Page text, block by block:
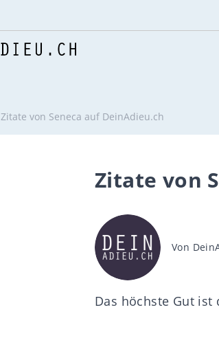
Zitate von Seneca auf DeinAdieu.ch
Zitate von
Von
Das höchste Gut